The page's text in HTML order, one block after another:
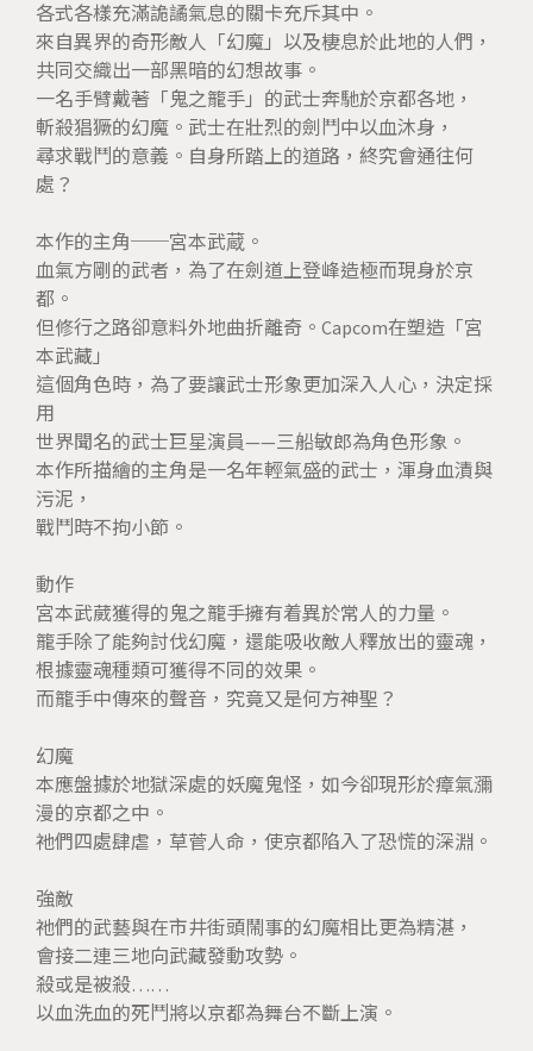
各式各樣充滿詭譎氣息的關卡充斥其中。
來自異界的奇形敵人「幻魔」以及棲息於此地的人們，
共同交織出一部黑暗的幻想故事。
一名手臂戴著「鬼之籠手」的武士奔馳於京都各地，
斬殺猖獗的幻魔。武士在壯烈的劍鬥中以血沐身，
尋求戰鬥的意義。自身所踏上的道路，終究會通往何
處？
本作的主角──宮本武蔵。
血氣方剛的武者，為了在劍道上登峰造極而現身於京
都。
但修行之路卻意料外地曲折離奇。Capcom在塑造「宮
本武藏」
這個角色時，為了要讓武士形象更加深入人心，決定採
用
世界聞名的武士巨星演員——三船敏郎為角色形象。
本作所描繪的主角是一名年輕氣盛的武士，渾身血漬與
污泥，
戰鬥時不拘小節。
動作
宮本武葳獲得的鬼之籠手擁有着異於常人的力量。
籠手除了能夠討伐幻魔，還能吸收敵人釋放出的靈魂，
根據靈魂種類可獲得不同的效果。
而籠手中傳來的聲音，究竟又是何方神聖？
幻魔
本應盤據於地獄深處的妖魔鬼怪，如今卻現形於瘴氣瀰
漫的京都之中。
祂們四處肆虐，草菅人命，使京都陷入了恐慌的深淵。
強敵
祂們的武藝與在市井街頭鬧事的幻魔相比更為精湛，
會接二連三地向武藏發動攻勢。
殺或是被殺……
以血洗血的死鬥將以京都為舞台不斷上演。